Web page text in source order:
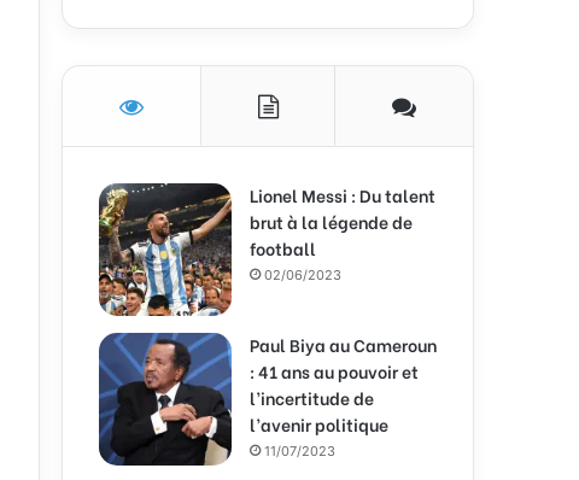
Lionel Messi : Du talent
brut à la légende de
football
02/06/2023
Paul Biya au Cameroun
: 41 ans au pouvoir et
l’incertitude de
l’avenir politique
11/07/2023